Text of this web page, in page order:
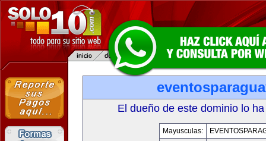
El dueño de este dominio lo
Mayusculas: